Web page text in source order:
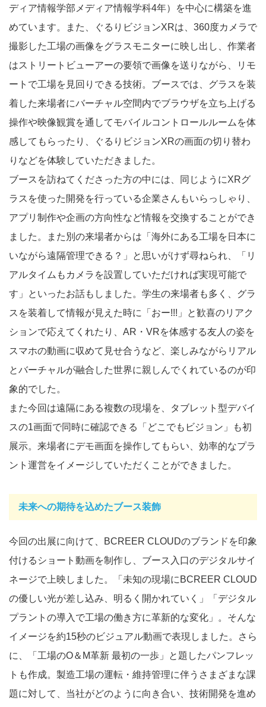
ディア情報学部メディア情報学科4年）を中心に構築を進
めています。また、ぐるりビジョンXRは、360度カメラで
撮影した工場の画像をグラスモニターに映し出し、作業者
はストリートビューアーの要領で画像を送りながら、リモ
ートで工場を見回りできる技術。ブースでは、グラスを装
着した来場者にバーチャル空間内でブラウザを立ち上げる
操作や映像観賞を通してモバイルコントロールルームを体
感してもらったり、ぐるりビジョンXRの画面の切り替わ
りなどを体験していただきました。
ブースを訪ねてくださった方の中には、同じようにXRグ
ラスを使った開発を行っている企業さんもいらっしゃり、
アプリ制作や企画の方向性など情報を交換することができ
ました。また別の来場者からは「海外にある工場を日本に
いながら遠隔管理できる？」と思いがけず尋ねられ、「リ
アルタイムもカメラを設置していただければ実現可能で
す」といったお話もしました。学生の来場者も多く、グラ
スを装着して情報が見えた時に「おー!!!」と歓喜のリアク
ションで応えてくれたり、AR・VRを体感する友人の姿を
スマホの動画に収めて見せ合うなど、楽しみながらリアル
とバーチャルが融合した世界に親しんでくれているのが印
象的でした。
また今回は遠隔にある複数の現場を、タブレット型デバイ
スの1画面で同時に確認できる「どこでもビジョン」も初
展示。来場者にデモ画面を操作してもらい、効率的なプラ
ント運営をイメージしていただくことができました。
未来への期待を込めたブース装飾
今回の出展に向けて、BCREER CLOUDのブランドを印象
付けるショート動画を制作し、ブース入口のデジタルサイ
ネージで上映しました。「未知の現場にBCREER CLOUD
の優しい光が差し込み、明るく開かれていく」「デジタル
プラントの導入で工場の働き方に革新的な変化」。そんな
イメージを約15秒のビジュアル動画で表現しました。さら
に、「工場のO＆M革新 最初の一歩」と題したパンフレッ
トも作成。製造工場の運転・維持管理に伴うさまざまな課
題に対して、当社がどのように向き合い、技術開発を進め